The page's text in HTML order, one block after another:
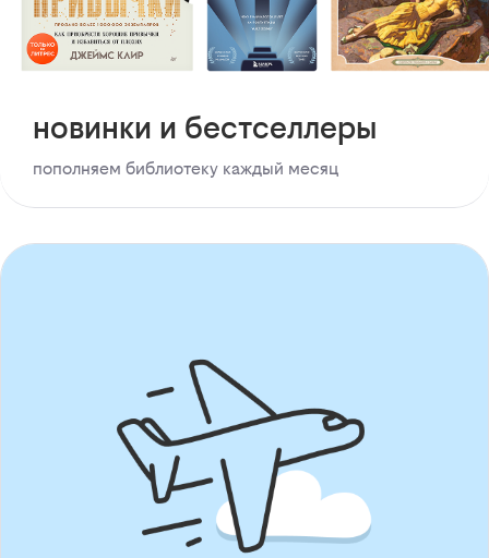
новинки и бестселлеры
пополняем библиотеку каждый месяц